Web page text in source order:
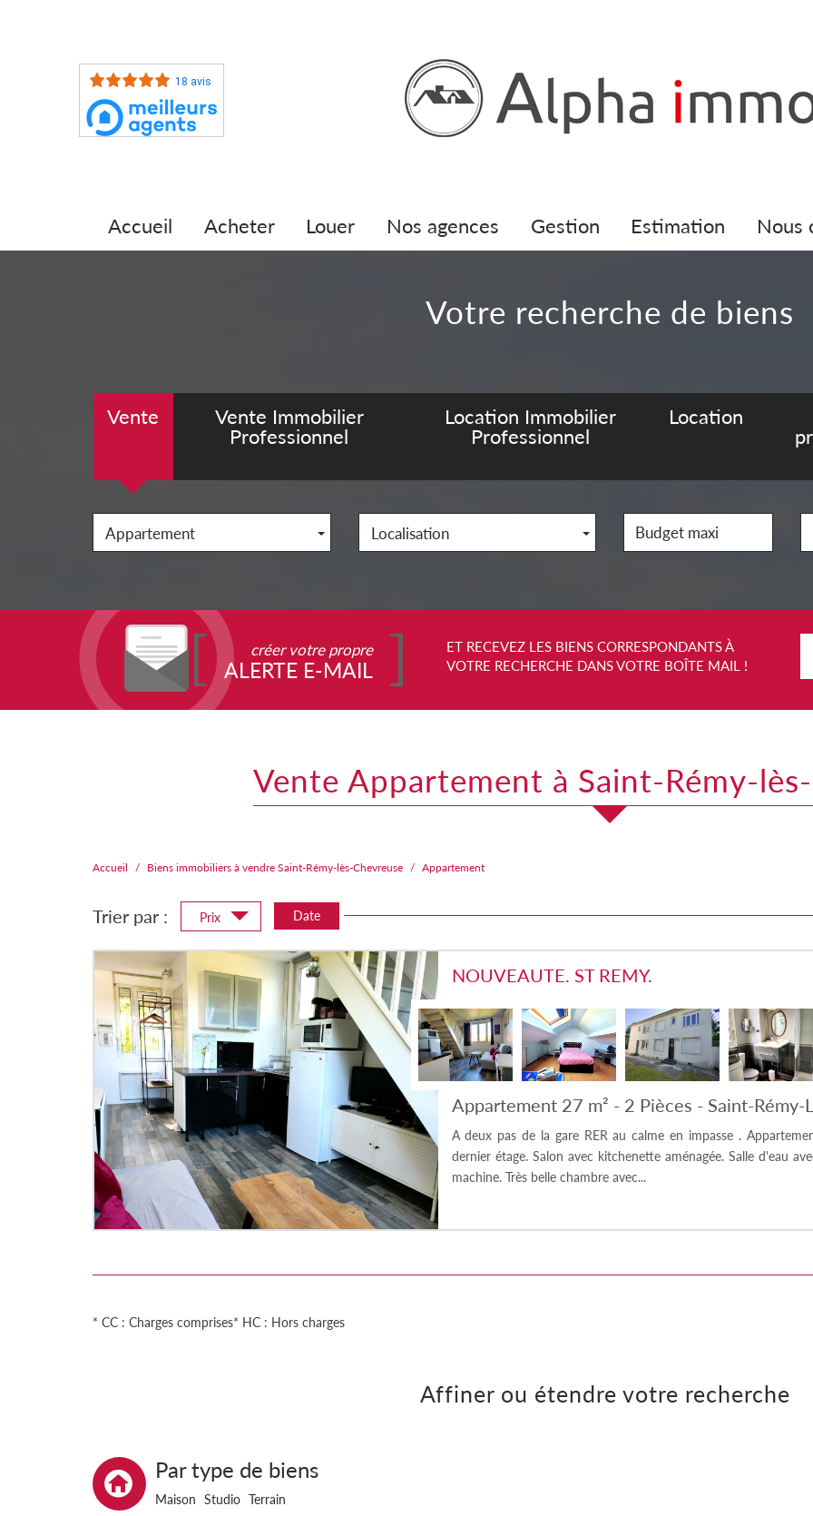
18 avis
accueil acheter louer nos agences gestion estimation
Votre recherche de biens
Vente
Vente Immobilier
Professionnel
Location Immobilier
Professionnel
Location
Appartement Localisation
créer votre propre
ALERTE E-MAIL
ET RECEVEZ LES BIENS CORRESPONDANTS À
VOTRE RECHERCHE DANS VOTRE BOÎTE MAIL !
Vente Appartement à Saint-Rémy-
Accueil Biens immobiliers à vendre Saint-Rémy-lès-Chevreuse Appartement
Trier par : Prix Date
NOUVEAUTE. ST REMY.
Appartement 27 m² - 2 Pièces - Saint-Rémy-
A deux pas de la gare RER au calme en impasse .
dernier étage. Salon avec kitchenette aménagée. Salle d'eau
machine. Très belle chambre avec...
* CC : Charges comprises* HC : Hors charges
Affiner ou étendre votre recherche
Par type de biens
Maison Studio Terrain